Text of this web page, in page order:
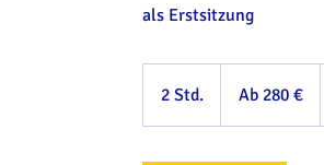
als Erstsitzung
2 Std.
S
EuroAb 280 €